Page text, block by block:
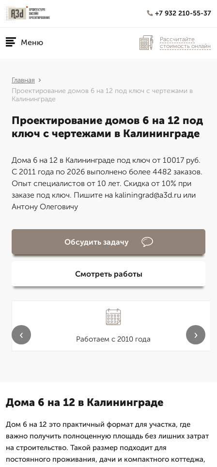
+7 932 210-55-37
Меню
Рассчитайте
стоимость онлайн
Главная
Проектирование домов 6 на 12 под ключ с чертежами в
Калининграде
Проектирование домов 6 на 12 под
ключ с чертежами в Калининграде
Дома 6 на 12 в Калининграде под ключ от 10017 руб.
С 2011 года по 2026 выполнено более 4482 заказов.
Опыт специалистов от 10 лет. Скидка от 10% при
заказе под ключ. Пишите на kaliningrad@a3d.ru или
Антону Олеговичу
Обсудить задачу
Смотреть работы
Работаем с 2010 года
‹ ›
Дома 6 на 12 в Калининграде
Дом 6 на 12 это практичный формат для участка, где
важно получить полноценную площадь без лишних затрат
на строительство. Такой размер подходит для
постоянного проживания, дачи и компактного коттеджа,